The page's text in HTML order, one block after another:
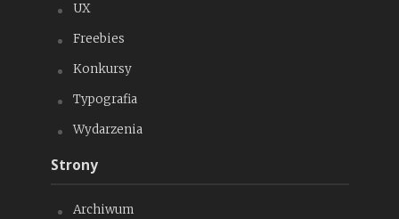
UX
Freebies
Konkursy
Typografia
Wydarzenia
Strony
Archiwum